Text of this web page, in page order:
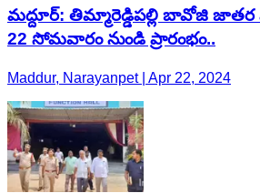
మద్దూర్: తిమ్మారెడ్డిపల్లి బావోజి
22 సోమవారం నుండి ప్రారంభం..
Maddur, Narayanpet | Apr 22, 2024